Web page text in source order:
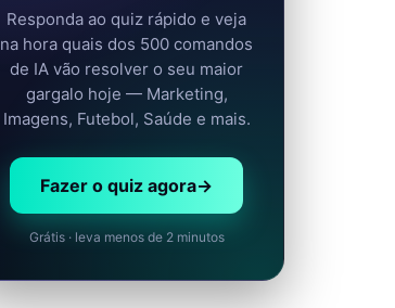
Responda ao quiz rápido e veja
na hora quais dos 500 comandos
de IA vão resolver o seu maior
gargalo hoje — Marketing,
Imagens, Futebol, Saúde e mais.
Fazer o quiz agora→
Grátis · leva menos de 2 minutos